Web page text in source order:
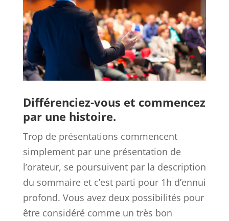
Différenciez-vous et commencez
par une histoire.
Trop de présentations commencent
simplement par une présentation de
l’orateur, se poursuivent par la description
du sommaire et c’est parti pour 1h d’ennui
profond. Vous avez deux possibilités pour
être considéré comme un très bon